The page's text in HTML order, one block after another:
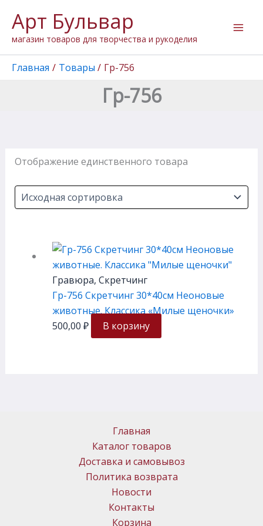
содержимому
Арт Бульвар
магазин товаров для творчества и рукоделия
Главная Товары Гр-756
Гр-756
Отображение единственного товара
Гравюра, Скретчинг
Гр-756 Скретчинг 30*40см Неоновые
животные. Классика «Милые щеночки»
500,00 ₽ В корзину
Главная
Каталог товаров
Доставка и самовывоз
Политика возврата
Новости
Контакты
Корзина